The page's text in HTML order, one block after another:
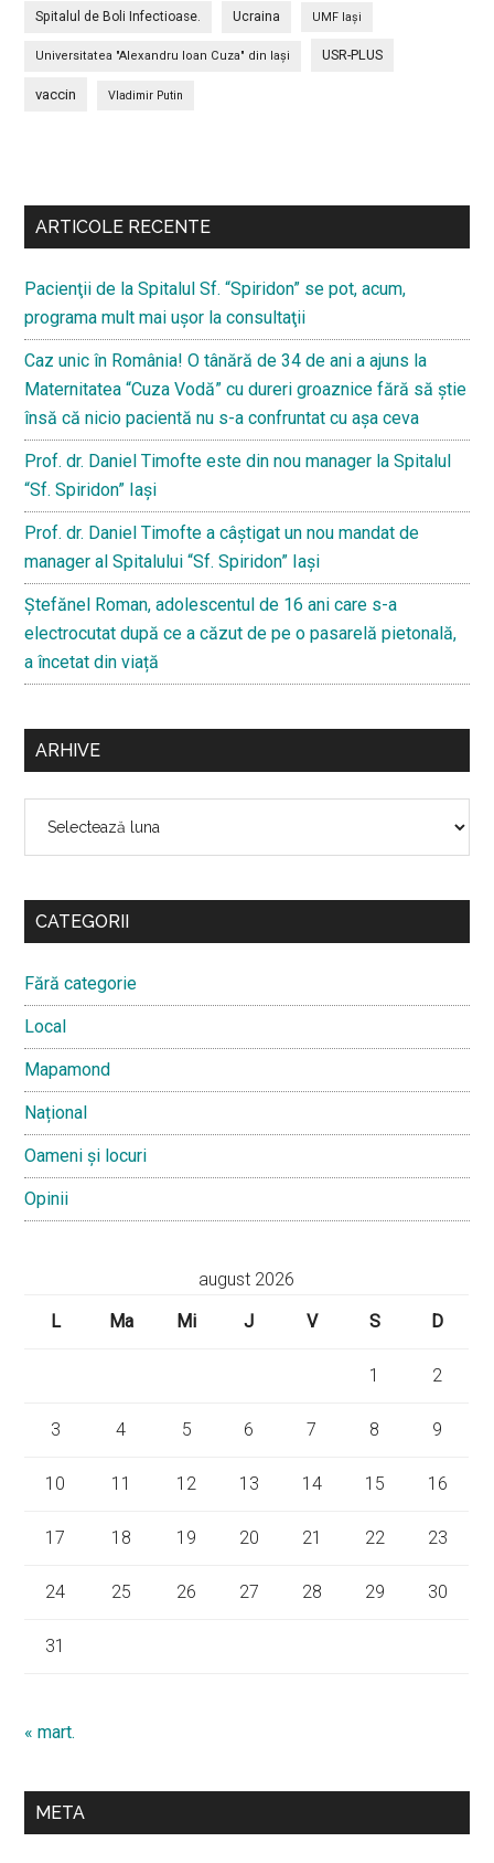
Spitalul de Boli Infectioase. Ucraina UMF Iași
Universitatea "Alexandru Ioan Cuza" din Iaşi USR-PLUS
vaccin Vladimir Putin
secundara
ARTICOLE RECENTE
Pacienţii de la Spitalul Sf. “Spiridon” se pot, acum,
programa mult mai uşor la consultaţii
Caz unic în România! O tânără de 34 de ani a ajuns la
Maternitatea “Cuza Vodă” cu dureri groaznice fără să ştie
însă că nicio pacientă nu s-a confruntat cu așa ceva
Prof. dr. Daniel Timofte este din nou manager la Spitalul
“Sf. Spiridon” Iaşi
Prof. dr. Daniel Timofte a câștigat un nou mandat de
manager al Spitalului “Sf. Spiridon” Iași
Ştefănel Roman, adolescentul de 16 ani care s-a
electrocutat după ce a căzut de pe o pasarelă pietonală,
a încetat din viață
ARHIVE
CATEGORII
Fără categorie
Local
Mapamond
Național
Oameni și locuri
Opinii
august 2026
L
Ma Mi J V S D
1 2
3 4 5 6 7 8 9
10 11 12 13 14 15 16
17 18 19 20 21 22 23
24 25 26 27 28 29 30
31
« mart.
META